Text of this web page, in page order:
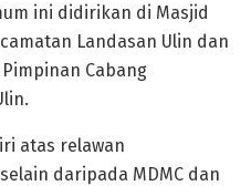
ini didirikan di Masjid
Landasan Ulin dan
Cabang
atas relawan
daripada MDMC dan